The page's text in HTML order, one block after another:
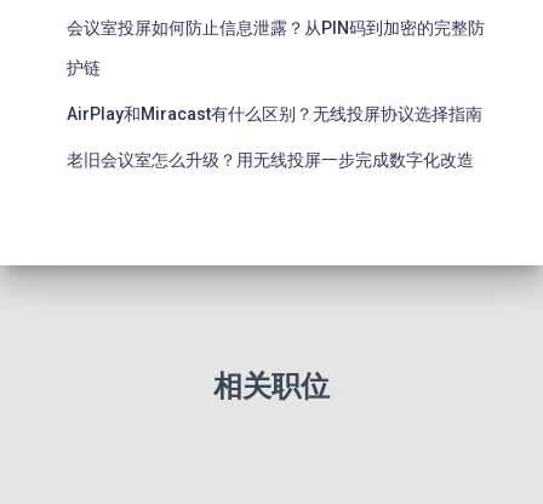
会议室投屏如何防止信息泄露？从PIN码到加密的完整防
护链
AirPlay和Miracast有什么区别？无线投屏协议选择指南
老旧会议室怎么升级？用无线投屏一步完成数字化改造
相关职位